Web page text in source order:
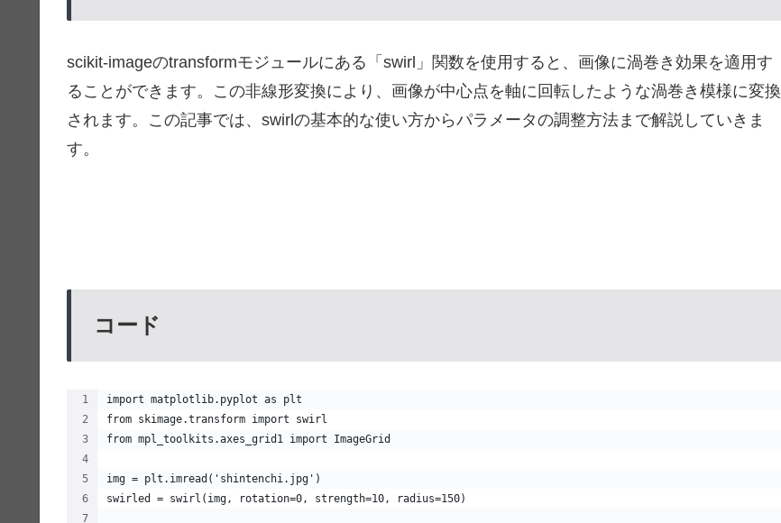
scikit-imageのtransformモジュールにある「swirl」関数を使用すると、画像に渦巻き効果を適用す
ることができます。この非線形変換により、画像が中心点を軸に回転したような渦巻き模様に変換
されます。この記事では、swirlの基本的な使い方からパラメータの調整方法まで解説していきま
す。
コード
import matplotlib.pyplot as plt
from skimage.transform import swirl
from mpl_toolkits.axes_grid1 import ImageGrid
img = plt.imread('shintenchi.jpg')
swirled = swirl(img, rotation=0, strength=10, radius=150)